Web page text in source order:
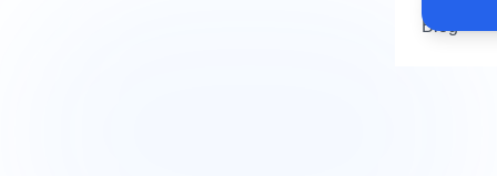
Blog